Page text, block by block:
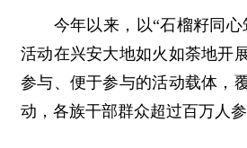
今年以来，以“石榴籽同心
活动在兴安大地如火如荼地开
参与、便于参与的活动载体，
动，各族干部群众超过百万人参